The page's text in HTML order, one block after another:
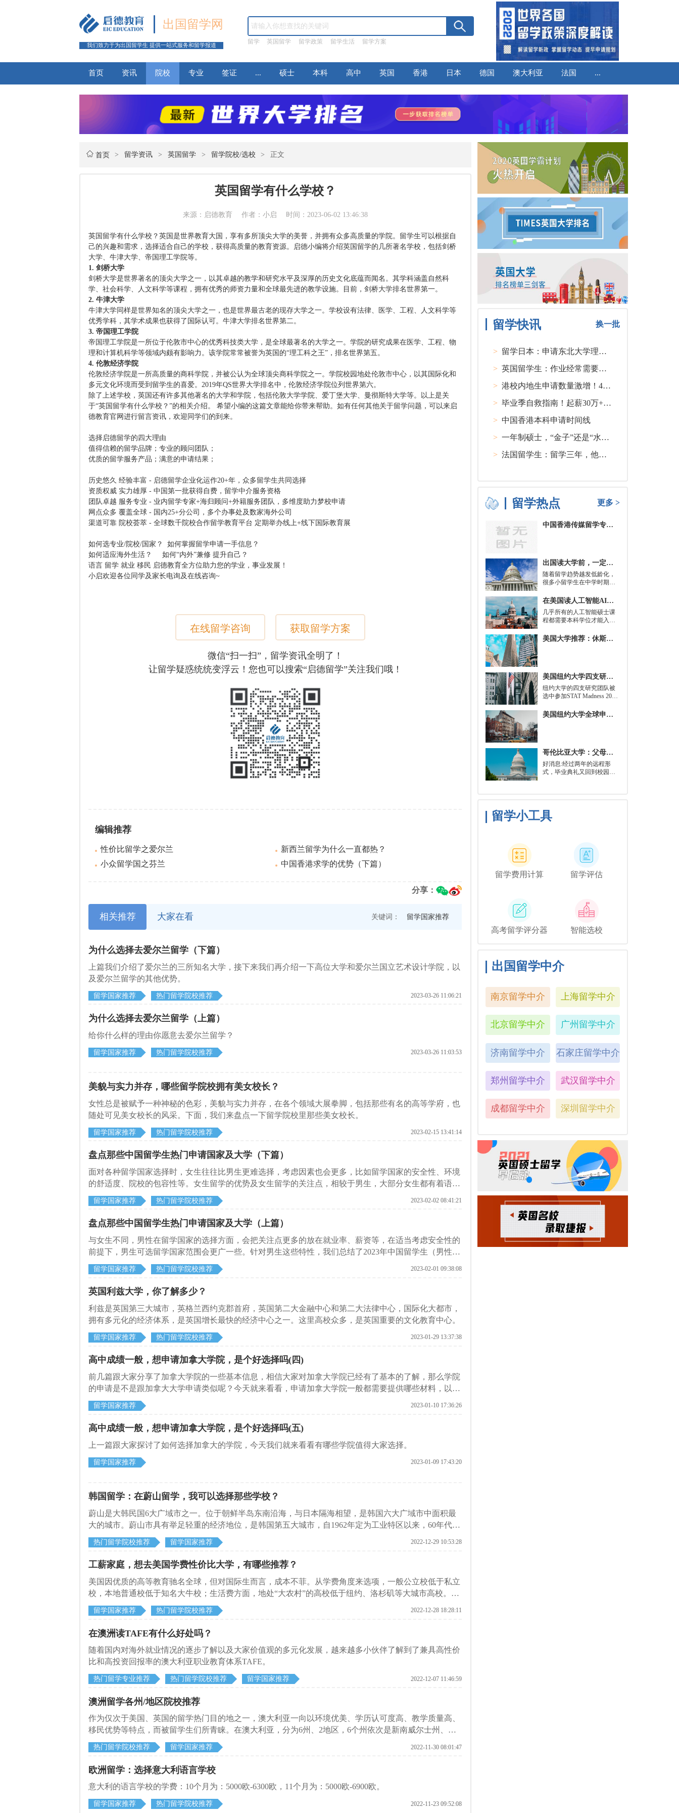
出国留学网
我们致力于为出国留学生 提供一站式服务和留学报道 留学 英国留学 留学政策 留学生活 留学方案
首页 资讯 院校 专业 签证 ... 硕士 本科 高中 英国 香港 日本 德国 澳大利亚 法国 ...
首页 > 留学资讯 > 英国留学 > 留学院校/选校 > 正文
英国留学有什么学校？
来源：启德教育 作者：小启 时间：2023-06-02 13:46:38
英国留学有什么学校？英国是世界教育大国，享有多所顶尖大学的美誉，并拥有众多高质量的学院。留学生可以根据自
己的兴趣和需求，选择适合自己的学校，获得高质量的教育资源。启德小编将介绍英国留学的几所著名学校，包括剑桥
大学、牛津大学、帝国理工学院等。
1. 剑桥大学
剑桥大学是世界著名的顶尖大学之一，以其卓越的教学和研究水平及深厚的历史文化底蕴而闻名。其学科涵盖自然科
学、社会科学、人文科学等课程，拥有优秀的师资力量和全球最先进的教学设施。目前，剑桥大学排名世界第一。
2. 牛津大学
牛津大学同样是世界知名的顶尖大学之一，也是世界最古老的现存大学之一。学校设有法律、医学、工程、人文科学等
优秀学科，其学术成果也获得了国际认可。牛津大学排名世界第二。
3. 帝国理工学院
帝国理工学院是一所位于伦敦市中心的优秀科技类大学，是全球最著名的大学之一。学院的研究成果在医学、工程、物
理和计算机科学等领域内颇有影响力。该学院常常被誉为英国的“理工科之王”，排名世界第五。
4. 伦敦经济学院
伦敦经济学院是一所高质量的商科学院，并被公认为全球顶尖商科学院之一。学院校园地处伦敦市中心，以其国际化和
多元文化环境而受到留学生的喜爱。2019年QS世界大学排名中，伦敦经济学院位列世界第六。
除了上述学校，英国还有许多其他著名的大学和学院，包括伦敦大学学院、爱丁堡大学、曼彻斯特大学等。以上是关
于“英国留学有什么学校？”的相关介绍。 希望小编的这篇文章能给你带来帮助。如有任何其他关于留学问题，可以来启
德教育官网进行留言资讯，欢迎同学们的到来。
选择启德留学的四大理由
值得信赖的留学品牌；专业的顾问团队；
优质的留学服务产品；满意的申请结果；
历史悠久 经验丰富 - 启德留学企业化运作20+年，众多留学生共同选择
资质权威 实力雄厚 - 中国第一批获得自费，留学中介服务资格
团队卓越 服务专业 - 业内留学专家+海归顾问+外籍服务团队，多维度助力梦校申请
网点众多 覆盖全球 - 国内25+分公司，多个办事处及数家海外公司
渠道可靠 院校荟萃 - 全球数千院校合作留学教育平台 定期举办线上+线下国际教育展
如何选专业/院校/国家？ 如何掌握留学申请一手信息？
如何适应海外生活？ 如何“内外”兼修 提升自己？
语言 留学 就业 移民 启德教育全方位助力您的学业，事业发展！
小启欢迎各位同学及家长电询及在线咨询~
在线留学咨询 获取留学方案
微信“扫一扫”，留学资讯全明了！
让留学疑惑统统变浮云！您也可以搜索“启德留学”关注我们哦！
编辑推荐
性价比留学之爱尔兰
新西兰留学为什么一直都热？
小众留学国之芬兰
中国香港求学的优势（下篇）
分享：
相关推荐 大家在看 关键词： 留学国家推荐
为什么选择去爱尔兰留学（下篇）
​上篇我们介绍了爱尔兰的三所知名大学，接下来我们再介绍一下高位大学和爱尔兰国立艺术设计学院，以
及爱尔兰留学的其他优势。
留学国家推荐 热门留学院校推荐 2023-03-26 11:06:21
为什么选择去爱尔兰留学（上篇）
给你什么样的理由你愿意去爱尔兰留学？
留学国家推荐 热门留学院校推荐 2023-03-26 11:03:53
美貌与实力并存，哪些留学院校拥有美女校长？
女性总是被赋予一种神秘的色彩，美貌与实力并存，在各个领域大展拳脚，包括那些有名的高等学府，也
随处可见美女校长的风采。下面，我们来盘点一下留学院校里那些美女校长。
留学国家推荐 热门留学院校推荐 2023-02-15 13:41:14
盘点那些中国留学生热门申请国家及大学（下篇）
面对各种留学国家选择时，女生往往比男生更难选择，考虑因素也会更多，比如留学国家的安全性、环境
的舒适度、院校的包容性等。女生留学的优势及女生留学的关注点，相较于男生，大部分女生都有着语言
天赋高、亲和力强的特性，同时，在留学国家选择方面，女生也会更加谨慎，倾向于治安良好、环境优
美、就业稳定、幸福感高的留学国家。
留学国家推荐 热门留学院校推荐 2023-02-02 08:41:21
盘点那些中国留学生热门申请国家及大学（上篇）
与女生不同，男性在留学国家的选择方面，会把关注点更多的放在就业率、薪资等，在适当考虑安全性的
前提下，男生可选留学国家范围会更广一些。针对男生这些特性，我们总结了2023年中国留学生（男性）
热门申请国家及大学
留学国家推荐 热门留学院校推荐 2023-02-01 09:38:08
英国利兹大学，你了解多少？
利兹是英国第三大城市，英格兰西约克郡首府，英国第二大金融中心和第二大法律中心，国际化大都市，
拥有多元化的经济体系，是英国增长最快的经济中心之一。这里高校众多，是英国重要的文化教育中心。
留学国家推荐 热门留学院校推荐 2023-01-29 13:37:38
高中成绩一般，想申请加拿大学院，是个好选择吗(四)
前几篇跟大家分享了加拿大学院的一些基本信息，相信大家对加拿大学院已经有了基本的了解，那么学院
的申请是不是跟加拿大大学申请类似呢？今天就来看看，申请加拿大学院一般都需要提供哪些材料，以及
学校和专业的选择。
留学国家推荐 2023-01-10 17:36:26
高中成绩一般，想申请加拿大学院，是个好选择吗(五)
上一篇跟大家探讨了如何选择加拿大的学院，今天我们就来看看有哪些学院值得大家选择。
留学国家推荐 2023-01-09 17:43:20
韩国留学：在蔚山留学，我可以选择那些学校？
蔚山是大韩民国6大广域市之一。位于朝鲜半岛东南沿海，与日本隔海相望，是韩国六大广域市中面积最
大的城市。蔚山市具有举足轻重的经济地位，是韩国第五大城市，自1962年定为工业特区以来，60年代兴
建了道路、港湾、工业用地等基础设施；70年代兴建了化学、机械、金属、钢铁等工业；80年代兴建了非
金属、汽车和造船等工业。蔚山市以靠港湾的两个国家产业园地为中心，拥有发达的汽车、化学、造船业
和其相关产业。
热门留学院校推荐 留学国家推荐 2022-12-29 10:53:28
工薪家庭，想去美国学费性价比大学，有哪些推荐？
美国因优质的高等教育驰名全球，但对国际生而言，成本不菲。从学费角度来选项，一般公立校低于私立
校，本地普通校低于知名大牛校；生活费方面，地处“大农村”的高校低于纽约、洛杉矶等大城市高校。所
以，只要方法得当，还是能找到不少高校愿意为国际学生提供物美价廉的高品质教育。
留学国家推荐 热门留学院校推荐 2022-12-28 18:28:11
在澳洲读TAFE有什么好处吗？
随着国内对海外就业情况的逐步了解以及大家价值观的多元化发展，越来越多小伙伴了解到了兼具高性价
比和高投资回报率的澳大利亚职业教育体系TAFE。
热门留学专业推荐 热门留学院校推荐 留学国家推荐 2022-12-07 11:46:59
澳洲留学各州/地区院校推荐
作为仅次于美国、英国的留学热门目的地之一，澳大利亚一向以环境优美、学历认可度高、教学质量高、
移民优势等特点，而被留学生们所青睐。在澳大利亚，分为6州、2地区，6个州依次是新南威尔士州、维
多利亚州、昆士兰州、南澳大利亚州、西澳大利亚州和塔斯马尼亚州，2个地区分别是北方领土地区、首
都地区。澳洲留学这些州/地区，有哪些院校可供选择？
热门留学院校推荐 留学国家推荐 2022-11-30 08:01:47
欧洲留学：选择意大利语言学校
​意大利的语言学校的学费：10个月为：5000欧-6300欧，11个月为：5000欧-6900欧。
留学国家推荐 热门留学院校推荐 2022-11-23 09:52:08
留学快讯 换一批
>
留学日本：申请东北大学理工类硕士课程大多要求先获得教授内诺
>
英国留学生：作业经常需要熬夜完成
>
港校内地生申请数量激增！40人抢1学位？
>
毕业季自救指南！起薪30万+ 不愧是00后都偏爱的留学国家TOP1
> 中国香港本科申请时间线
>
一年制硕士，“金子”还是“水货”？
>
法国留学生：留学三年，他在孤独中找到内心的力量
留学热点 更多 >
中国香港传媒留学专业分类及申请要求
出国读大学前，一定要培养的基本生活技能有哪些？
随着留学趋势越发低龄化，
很多小留学生在中学时期就
其实都是为了大学生活做准
在美国读人工智能AI硕士入学条件及大学推荐
几乎所有的人工智能硕士课
程都需要本科学位才能入
需要特定领域的本科学位。
下，你只需要一个理论基础
就可以开始就读这类项目：
即先参加几门先修课程，通
常包括程序语言，如
Python、微积分和计算机科
学相关课程。
美国大学推荐：休斯顿的大学
美国纽约大学四支研究团队被选中参加STAT Madness 2022竞赛
​纽约大学的四支研究团队被
选中参加STAT Madness 2022
三月疯狂启发的健康和科学
美国纽约大学全球申请群体规模不断扩大
哥伦比亚大学：父母参加毕业典礼可以做什么？
好消息:经过两年的远程形
式，毕业典礼又回到校园了!
旅行，或者如果你想和你的
朋友们共度时光，也许你可
留学小工具
留学费用计算 留学评估
高考留学评分器 智能选校
出国留学中介
南京留学中介 上海留学中介
北京留学中介 广州留学中介
济南留学中介 石家庄留学中介
郑州留学中介 武汉留学中介
成都留学中介 深圳留学中介